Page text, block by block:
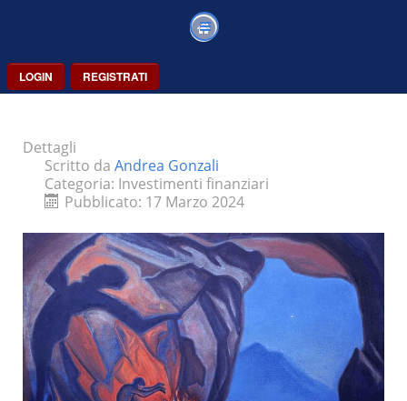
LOGIN REGISTRATI
Dettagli
Scritto da Andrea Gonzali
Categoria: Investimenti finanziari
Pubblicato: 17 Marzo 2024